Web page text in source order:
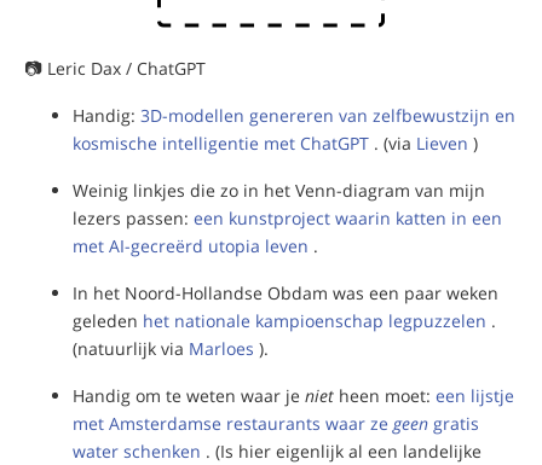
📷 Leric Dax / ChatGPT
Handig: 3D-modellen genereren van zelfbewustzijn en
kosmische intelligentie met ChatGPT . (via Lieven )
Weinig linkjes die zo in het Venn-diagram van mijn
lezers passen: een kunstproject waarin katten in een
met AI-gecreërd utopia leven .
In het Noord-Hollandse Obdam was een paar weken
geleden het nationale kampioenschap legpuzzelen .
(natuurlijk via Marloes ).
Handig om te weten waar je niet heen moet: een lijstje
met Amsterdamse restaurants waar ze geen gratis
water schenken . (Is hier eigenlijk al een landelijke